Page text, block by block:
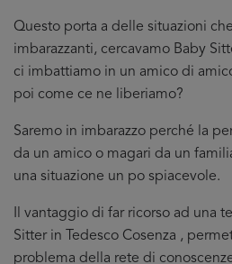
Questo porta a delle situazioni
imbarazzanti, cercavamo Baby
ci imbattiamo in un amico di
poi come ce ne liberiamo?
Saremo in imbarazzo perché la
da un amico o magari da un
una situazione un po spiacevole.
Il vantaggio di far ricorso ad una
Sitter in Tedesco Cosenza ,
problema della rete di